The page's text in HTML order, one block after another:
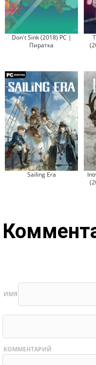
Don't Sink (2018) PC |
Пиратка
Sailing Era
ИМЯ
КОММЕНТАРИЙ